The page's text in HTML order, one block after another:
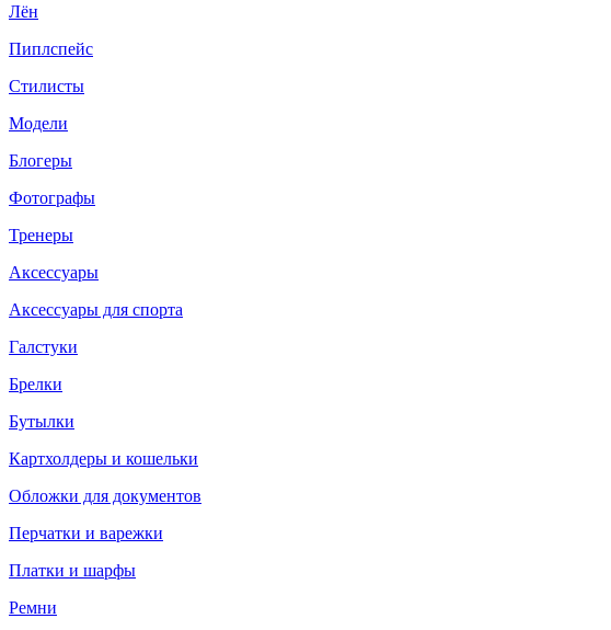
Лён
Пиплспейс
Стилисты
Модели
Блогеры
Фотографы
Тренеры
Аксессуары
Аксессуары для спорта
Галстуки
Брелки
Бутылки
Картхолдеры и кошельки
Обложки для документов
Перчатки и варежки
Платки и шарфы
Ремни